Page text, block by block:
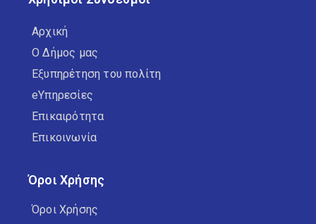
Αρχική
Ο Δήμος μας
Εξυπηρέτηση του πολίτη
eΥπηρεσίες
Επικαιρότητα
Επικοινωνία
Όροι Χρήσης
Όροι Χρήσης